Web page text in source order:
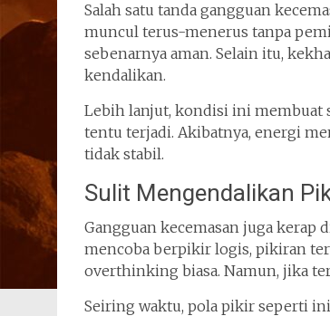
Salah satu tanda gangguan
muncul terus-menerus tanpa
sebenarnya aman. Selain itu,
kendalikan.
Lebih lanjut, kondisi ini
tentu terjadi. Akibatnya, energi
tidak stabil.
Sulit Mengendalikan
Gangguan kecemasan juga kerap
mencoba berpikir logis, pikiran
overthinking biasa. Namun, jika
Seiring waktu, pola pikir seperti